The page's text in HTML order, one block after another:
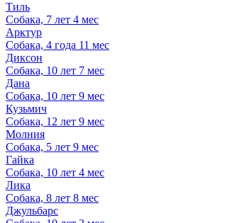
Тиль
Собака, 7 лет 4 мес
Арктур
Собака, 4 года 11 мес
Диксон
Собака, 10 лет 7 мес
Дана
Собака, 10 лет 9 мес
Кузьмич
Собака, 12 лет 9 мес
Молния
Собака, 5 лет 9 мес
Гайка
Собака, 10 лет 4 мес
Лика
Собака, 8 лет 8 мес
Джульбарс